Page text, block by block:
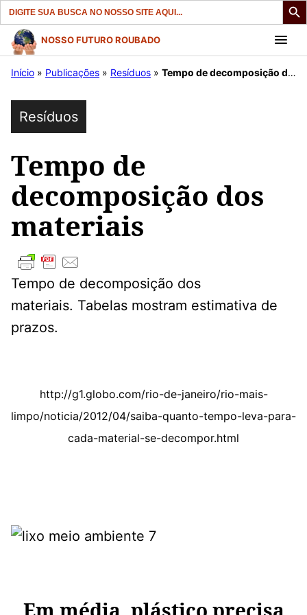
Search
for:
Pular
para
conteúdo
NOSSO FUTURO ROUBADO
Início » Publicações » Resíduos » Tempo de decomposição dos materiais
Resíduos
Tempo de
decomposição dos
materiais
Tempo de decomposição dos
materiais. Tabelas mostram estimativa de
prazos.
http://g1.globo.com/rio-de-janeiro/rio-mais-
limpo/noticia/2012/04/saiba-quanto-tempo-leva-para-
cada-material-se-decompor.html